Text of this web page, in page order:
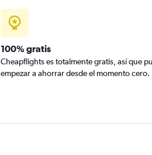
100% gratis
Cheapflights es totalmente gratis, así que
empezar a ahorrar desde el momento cero.